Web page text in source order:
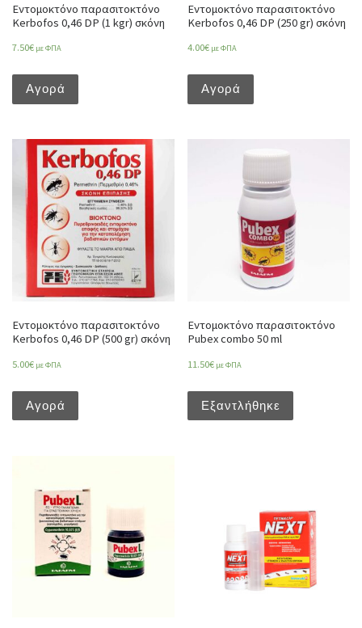
Εντομοκτόνο παρασιτοκτόνο
Kerbofos 0,46 DP (1 kgr) σκόνη
7.50€ με ΦΠΑ
Αγορά
Εντομοκτόνο παρασιτοκτόνο
Kerbofos 0,46 DP (250 gr) σκόνη
4.00€ με ΦΠΑ
Αγορά
Εντομοκτόνο παρασιτοκτόνο
Kerbofos 0,46 DP (500 gr) σκόνη
5.00€ με ΦΠΑ
Αγορά
Εντομοκτόνο παρασιτοκτόνο
Pubex combo 50 ml
11.50€ με ΦΠΑ
Εξαντλήθηκε